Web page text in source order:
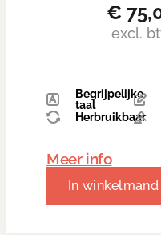
€
excl.
Begrijpelijke
taal
Herbruikbaar
Meer info
In winkelmand